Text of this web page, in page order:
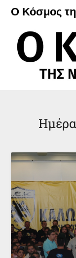
Μετάβαση
περιεχόμενο
Ο Κόσμος